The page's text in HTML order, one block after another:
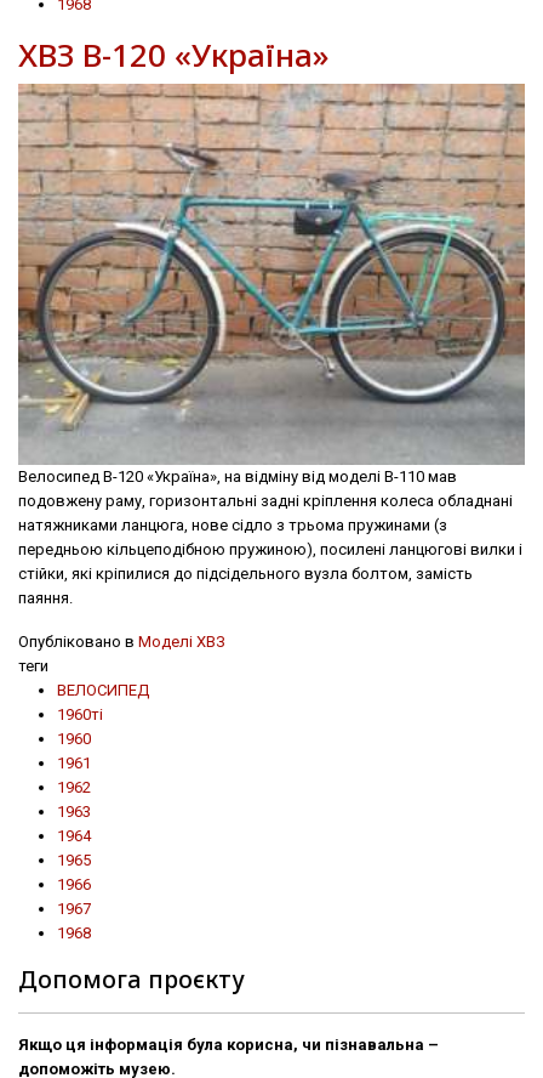
1968
ХВЗ В-120 «Україна»
Велосипед В-120 «Україна», на відміну від моделі В-110 мав
подовжену раму, горизонтальні задні крiплення колеса обладнані
натяжниками ланцюга, нове сідло з трьома пружинами (з
передньою кільцеподібною пружиною), посилені ланцюгові вилки і
стійки, які кріпилися до підсідельного вузла болтом, замість
паяння.
Опубліковано в Моделі ХВЗ
теги
ВЕЛОСИПЕД
1960ті
1960
1961
1962
1963
1964
1965
1966
1967
1968
Допомога проєкту
Якщо ця інформація була корисна, чи пізнавальна –
допоможіть музею.